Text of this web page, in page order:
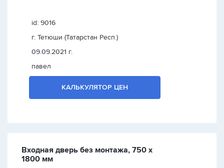
id: 9016
г. Тетюши (Татарстан Респ.)
09.09.2021 г.
павел
КАЛЬКУЛЯТОР ЦЕН
Входная дверь без монтажа, 750 х
1800 мм